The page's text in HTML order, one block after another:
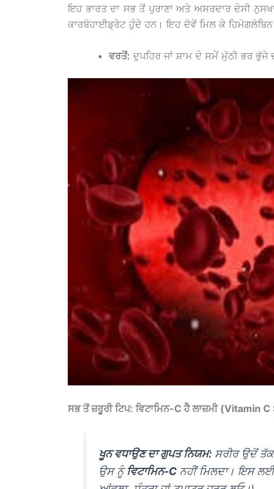
ਇਹ ਭਾਰਤ ਦਾ ਸਭ ਤੋਂ ਪੁਰਾਣਾ ਅਤੇ ਅਸਰਦਾਰ ਦੇਸੀ
ਕਾਰਬੋਹਾਈਡ੍ਰੇਟ ਹੁੰਦੇ ਹਨ। ਇਹ ਦੋਵੇਂ ਮਿਲ ਕੇ ਹਿਮੋਗਲੋਬਿਨ
ਵਰਤੋਂ: ਦੁਪਹਿਰ ਜਾਂ ਸ਼ਾਮ ਦੇ ਸਮੇਂ ਮੁੱਠੀ ਭਰ
ਸਭ ਤੋਂ ਜ਼ਰੂਰੀ ਟਿਪ: ਵਿਟਾਮਿਨ-C ਹੈ ਲਾਜ਼ਮੀ (Vitamin
ਖੂਨ ਵਧਾਉਣ ਦਾ ਗੁਪਤ ਨਿਯਮ: ਸਰੀਰ ਉਦੋਂ
ਉਸ ਨੂੰਵਿਟਾਮਿਨ-C ਨਹੀਂ ਮਿਲਦਾ। ਇਸ ਲਈ